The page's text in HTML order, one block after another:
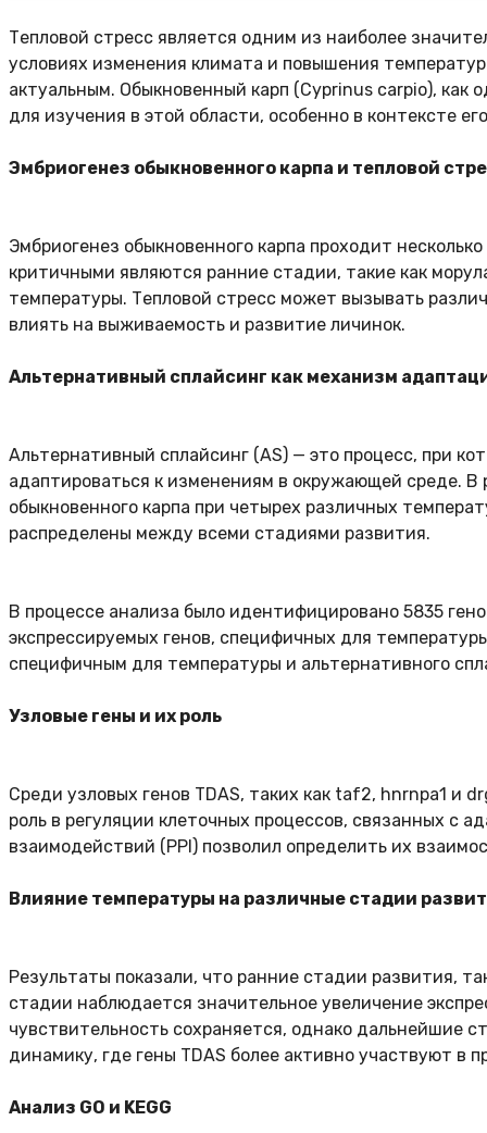
Тепловой стресс является одним из наиболее
условиях изменения климата и повышения
актуальным. Обыкновенный карп (Cyprinus carpio), как
для изучения в этой области, особенно в контексте
Эмбриогенез обыкновенного карпа и тепловой
Эмбриогенез обыкновенного карпа проходит
критичными являются ранние стадии, такие как
температуры. Тепловой стресс может вызывать
влиять на выживаемость и развитие личинок.
Альтернативный сплайсинг как механизм
Альтернативный сплайсинг (AS) — это процесс, при
адаптироваться к изменениям в окружающей среде.
обыкновенного карпа при четырех различных
распределены между всеми стадиями развития.
В процессе анализа было идентифицировано 5835
экспрессируемых генов, специфичных для
специфичным для температуры и альтернативного
Узловые гены и их роль
Среди узловых генов TDAS, таких как taf2, hnrnpa1 и
роль в регуляции клеточных процессов, связанных с
взаимодействий (PPI) позволил определить их
Влияние температуры на различные стадии
Результаты показали, что ранние стадии развития,
стадии наблюдается значительное увеличение
чувствительность сохраняется, однако дальнейшие
динамику, где гены TDAS более активно участвуют в
Анализ GO и KEGG